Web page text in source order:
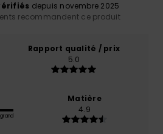
depuis novembre 2025
recommandent ce produit
Rapport qualité / prix
5.0
Matière
4.9